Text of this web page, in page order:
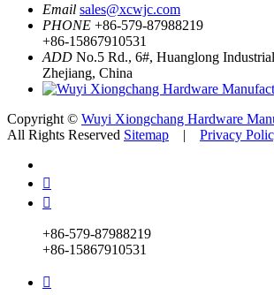
Email sales@xcwjc.com
PHONE +86-579-87988219
+86-15867910531
ADD No.5 Rd., 6#, Huanglong
Zhejiang, China
Copyright © Wuyi Xiongchang Hardware
All Rights Reserved Sitemap | Privacy


+86-579-87988219
+86-15867910531
